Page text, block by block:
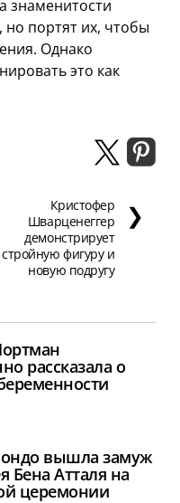
знаменитости
портят их, чтобы
Однако
это как
Кристофер
Шварценеггер
демонстрирует
стройную фигуру и
новую подругу
❯
рассказала о
вышла замуж
Бена Атталя на
церемонии